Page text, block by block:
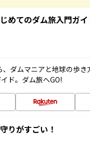
てのダム旅入門ガイ
ダムマニアと地球の歩き
ド。ダム旅へGO!
がすごい！